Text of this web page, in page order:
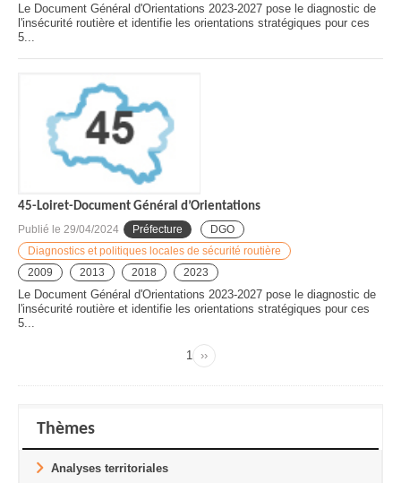
Le Document Général d'Orientations 2023-2027 pose le diagnostic de
l'insécurité routière et identifie les orientations stratégiques pour ces
5...
45-Loiret-Document Général d’Orientations
Publié le 29/04/2024 Préfecture
DGO
Diagnostics et politiques locales de sécurité routière
2009
2013 2018 2023
Le Document Général d'Orientations 2023-2027 pose le diagnostic de
l'insécurité routière et identifie les orientations stratégiques pour ces
5...
Pagination
Page
1
Page
››
Thèmes
Analyses territoriales